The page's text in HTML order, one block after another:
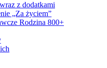
z dodatkami
„Za życiem”
Rodzina 800+